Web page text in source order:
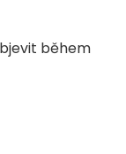
během